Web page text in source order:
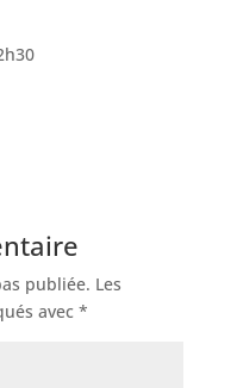
publiée. Les
avec *